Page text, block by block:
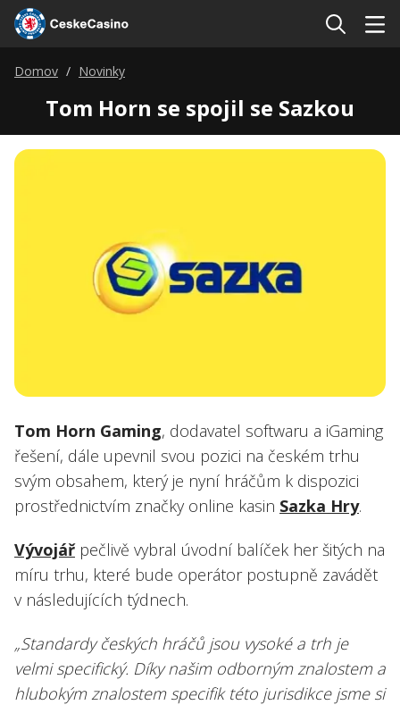
Domov Novinky
Tom Horn se spojil se Sazkou
Tom Horn Gaming, dodavatel softwaru a iGaming
řešení, dále upevnil svou pozici na českém trhu
svým obsahem, který je nyní hráčům k dispozici
prostřednictvím značky online kasin Sazka Hry.
Vývojářpečlivě vybral úvodní balíček her šitých na
míru trhu, které bude operátor postupně zavádět
v následujících týdnech.
„Standardy českých hráčů jsou vysoké a trh je
velmi specifický. Díky našim odborným znalostem a
hlubokým znalostem specifik této jurisdikce jsme si